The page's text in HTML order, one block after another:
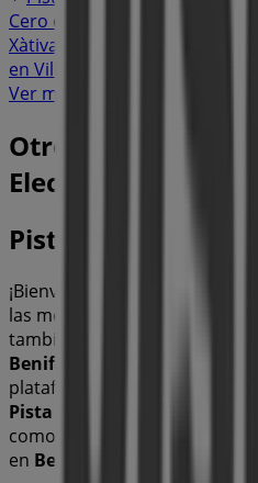
Cero en Alzira
Xàtiva
en Villena
Ver más ciudades
Otros negocios de
Electrónica en
Pista Cero
¡Bienvenido a Tiendeo! Aquí
las mejores
también descubrir las tiendas
Benifaió
plataforma podrás conocer
Pista Cero
como la ubicación y detalles
en Benifaió